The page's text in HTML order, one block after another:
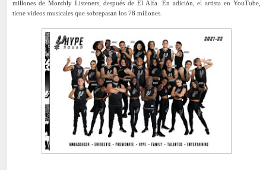
millones de Monthly Listeners, después de El Alfa. En adición, el artista en YouTube,
tiene videos musicales que sobrepasan los 78 millones.